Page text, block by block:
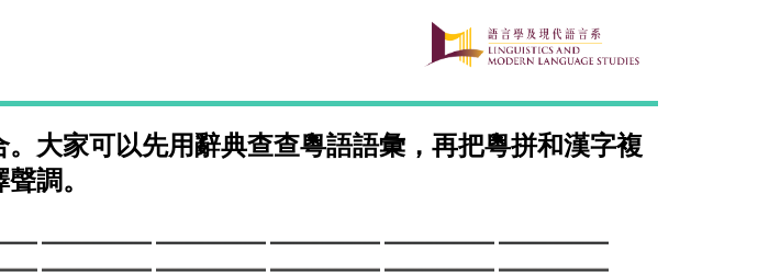
大家可以先用辭典查查粵語語彙，再把粵拼和漢字複
調。